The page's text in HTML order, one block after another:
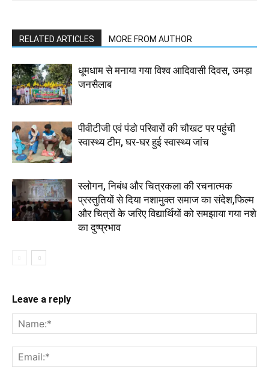
RELATED ARTICLES MORE FROM AUTHOR
धूमधाम से मनाया गया विश्व आदिवासी दिवस, उमड़ा
जनसैलाब
पीवीटीजी एवं पंडो परिवारों की चौखट पर पहुंची
स्वास्थ्य टीम, घर-घर हुई स्वास्थ्य जांच
स्लोगन, निबंध और चित्रकला की रचनात्मक
प्रस्तुतियों से दिया नशामुक्त समाज का संदेश,फिल्म
और चित्रों के जरिए विद्यार्थियों को समझाया गया नशे
का दुष्प्रभाव
Leave a reply